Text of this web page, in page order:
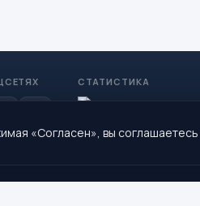
СТАТИСТИКА
«Согласен», вы соглашаетесь